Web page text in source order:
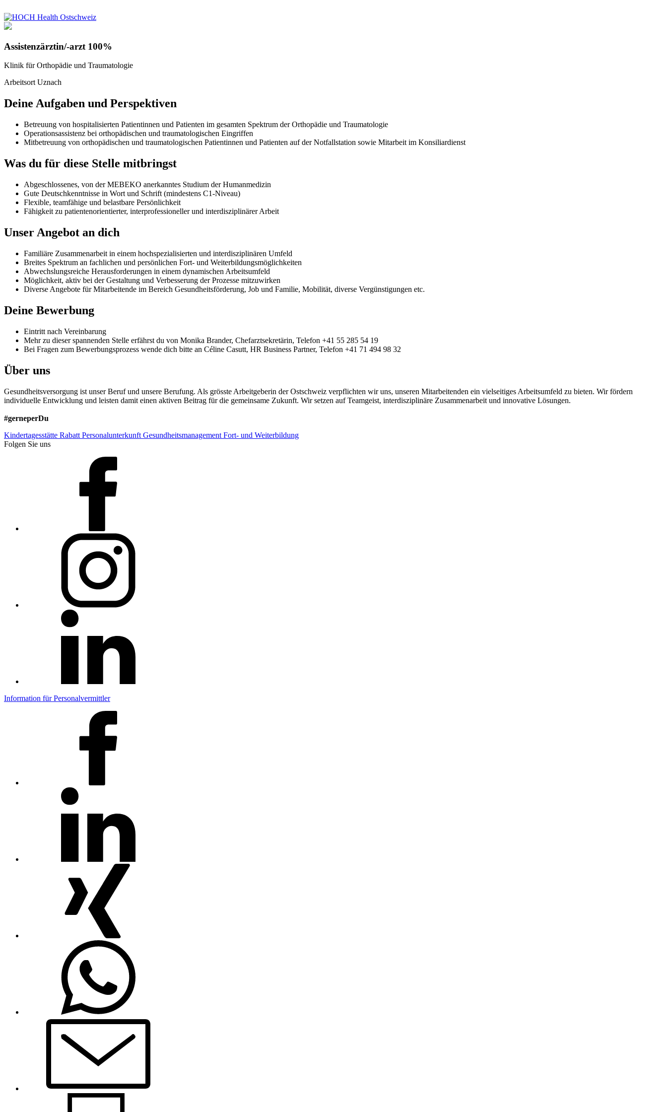
Assistenzärztin/-arzt 100%
Klinik für Orthopädie und Traumatologie
Arbeitsort Uznach
Deine Aufgaben und Perspektiven
Betreuung von hospitalisierten Patientinnen und Patienten im gesamten Spektrum der Orthopädie und Traumatologie
Operationsassistenz bei orthopädischen und traumatologischen Eingriffen
Mitbetreuung von orthopädischen und traumatologischen Patientinnen und Patienten auf der Notfallstation sowie Mitarbeit im Konsiliardienst
Was du für diese Stelle mitbringst
Abgeschlossenes, von der MEBEKO anerkanntes Studium der Humanmedizin
Gute Deutschkenntnisse in Wort und Schrift (mindestens C1-Niveau)
Flexible, teamfähige und belastbare Persönlichkeit
Fähigkeit zu patientenorientierter, interprofessioneller und interdisziplinärer Arbeit
Unser Angebot an dich
Familiäre Zusammenarbeit in einem hochspezialisierten und interdisziplinären Umfeld
Breites Spektrum an fachlichen und persönlichen Fort- und Weiterbildungsmöglichkeiten
Abwechslungsreiche Herausforderungen in einem dynamischen Arbeitsumfeld
Möglichkeit, aktiv bei der Gestaltung und Verbesserung der Prozesse mitzuwirken
Diverse Angebote für Mitarbeitende im Bereich Gesundheitsförderung, Job und Familie, Mobilität, diverse Vergünstigungen etc.
Deine Bewerbung
Eintritt nach Vereinbarung
Mehr zu dieser spannenden Stelle erfährst du von Monika Brander, Chefarztsekretärin, Telefon +41 55 285 54 19
Bei Fragen zum Bewerbungsprozess wende dich bitte an Céline Casutt, HR Business Partner, Telefon +41 71 494 98 32
Über uns
Gesundheitsversorgung ist unser Beruf und unsere Berufung. Als grösste Arbeitgeberin der Ostschweiz verpflichten wir uns, unseren Mitarbeitenden ein vielseitiges Arbeitsumfeld zu bieten. Wir fördern
individuelle Entwicklung und leisten damit einen aktiven Beitrag für die gemeinsame Zukunft. Wir setzen auf Teamgeist, interdisziplinäre Zusammenarbeit und innovative Lösungen.
#gerneperDu
Kindertagesstätte Rabatt Personalunterkunft Gesundheitsmanagement Fort- und Weiterbildung
Folgen Sie uns
Information für Personalvermittler